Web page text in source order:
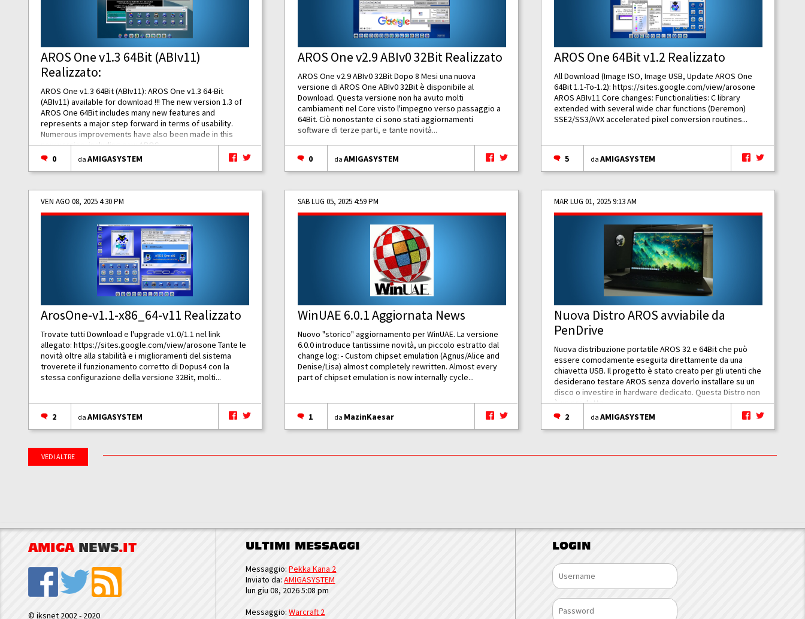
AROS One v1.3 64Bit (ABIv11)
Realizzato:
AROS One v1.3 64Bit (ABIv11): AROS One v1.3 64-Bit
(ABIv11) available for download !!! The new version 1.3 of
AROS One 64Bit includes many new features and
represents a major step forward in terms of usability.
Numerous improvements have also been made in this
new version, including new AROS...
0
daAMIGASYSTEM
AROS One v2.9 ABIv0 32Bit Realizzato
AROS One v2.9 ABIv0 32Bit Dopo 8 Mesi una nuova
versione di AROS One ABIv0 32Bit è disponibile al
Download. Questa versione non ha avuto molti
cambiamenti nel Core visto l'impegno verso passaggio a
64Bit. Ciò nonostante ci sono stati aggiornamenti
software di terze parti, e tante novità...
0 daAMIGASYSTEM
AROS One 64Bit v1.2 Realizzato
All Download (Image ISO, Image USB, Update AROS One
64Bit 1.1-To-1.2): https://sites.google.com/view/arosone
AROS ABIv11 Core changes: Functionalities: C library
extended with several wide char functions (Deremon)
SSE2/SS3/AVX accelerated pixel conversion routines...
5 daAMIGASYSTEM
VEN AGO 08, 2025 4:30 PM
ArosOne-v1.1-x86_64-v11 Realizzato
Trovate tutti Download e l'upgrade v1.0/1.1 nel link
allegato:https://sites.google.com/view/arosone Tante le
novità oltre alla stabilità e i miglioramenti del sistema
troverete il funzionamento corretto di Dopus4 con la
stessa configurazione della versione 32Bit, molti...
2 daAMIGASYSTEM
SAB LUG 05, 2025 4:59 PM
WinUAE 6.0.1 Aggiornata News
Nuovo "storico" aggiornamento per WinUAE. La versione
6.0.0 introduce tantissime novità, un piccolo estratto dal
change log: - Custom chipset emulation (Agnus/Alice and
Denise/Lisa) almost completely rewritten. Almost every
part of chipset emulation is now internally cycle...
1 da MazinKaesar
MAR LUG 01, 2025 9:13 AM
Nuova Distro AROS avviabile da
PenDrive
Nuova distribuzione portatile AROS 32 e 64Bit che può
essere comodamente eseguita direttamente da una
chiavetta USB. Il progetto è stato creato per gli utenti che
desiderano testare AROS senza doverlo installare su un
disco o investire in hardware dedicato. Questa Distro non
è un prodotto...
2
daAMIGASYSTEM
VEDI ALTRE
AMIGA NEWS.IT
© iksnet 2002 - 2020
ULTIMI MESSAGGI
Messaggio:Pekka Kana 2
Inviato da:AMIGASYSTEM
lun giu 08, 2026 5:08 pm
Messaggio:Warcraft 2
LOGIN